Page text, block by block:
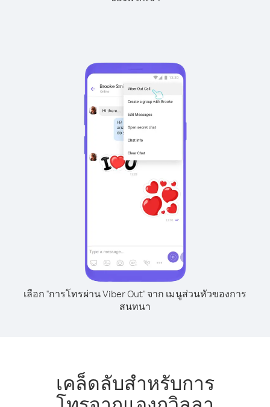
เลือก "การโทรผ่าน Viber Out" จาก เมนูส่วนหัวของการ
สนทนา
เคล็ดลับสำหรับการ